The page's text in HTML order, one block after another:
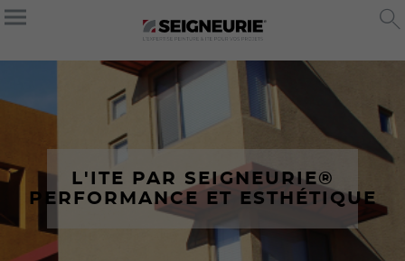
L'ITE PAR SEIGNEURIE®
PERFORMANCE ET ESTHÉTIQUE